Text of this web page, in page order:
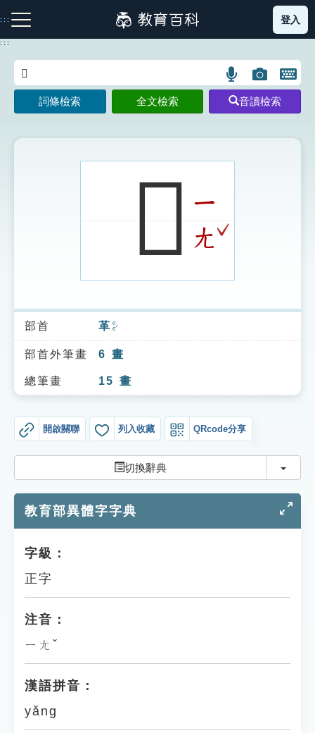
到
主
:::
注音索引圖示 筆畫索引圖示 部首索引表圖示
索引選單
知識索引
單字索引
貓頭鷹博士
登入
:::
語
言
搜
示
圖
片
搜
開
鍵
圖
詞條檢索 全文檢索 音讀檢索
𩊑ㄧ
ㄤ ˇ
部首 革 ㄍㄜˊ
部首外筆畫 6 畫
總筆畫 15 畫
開啟關聯 列入收藏 QRcode分享
切換辭典 切換
教育部異體字字典
字級：
正字
注音：
ㄧㄤˇ
漢語拼音：
yǎng